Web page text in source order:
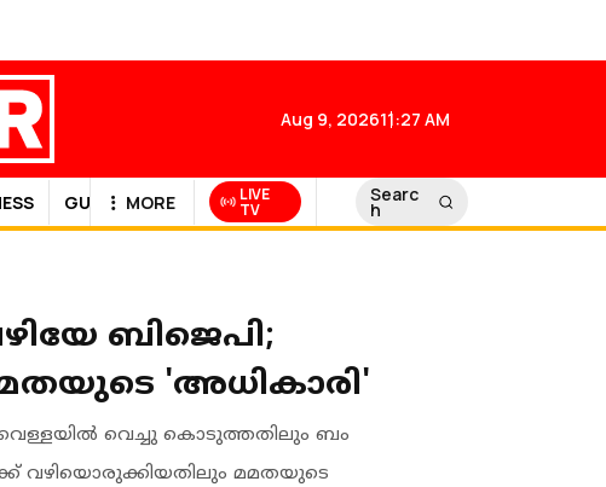
Aug 9, 202611:27 AM
GULF NEWS
MORE LIVE
TV
Searc
h
ബിജെപി;
'അധികാരി'
വെച്ചു കൊടുത്തതിലും ബം​
വഴിയൊരുക്കിയതിലും മമതയുടെ